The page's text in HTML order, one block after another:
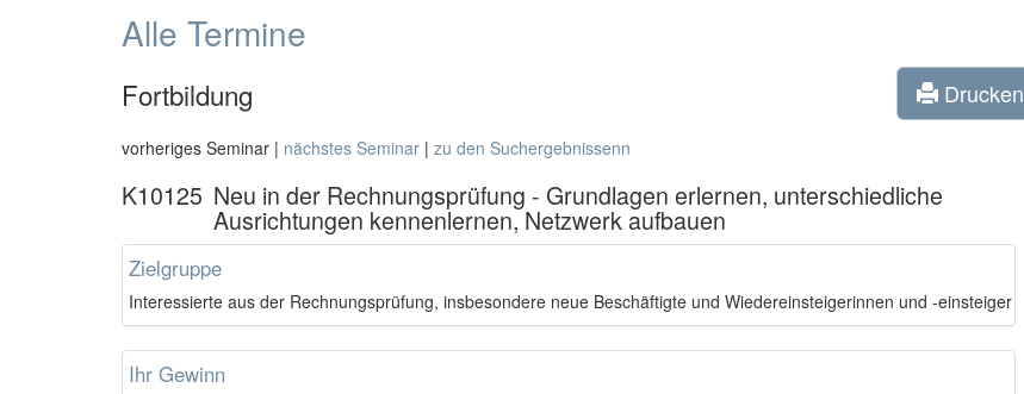
Alle Termine
Fortbildung Drucken
vorheriges Seminar | nächstes Seminar | zu den Suchergebnissenn
K10125 Neu in der Rechnungsprüfung - Grundlagen erlernen, unterschiedliche
Ausrichtungen kennenlernen, Netzwerk aufbauen
Zielgruppe
Interessierte aus der Rechnungsprüfung, insbesondere neue Beschäftigte und Wiedereinsteigerinnen und -einsteiger
Ihr Gewinn